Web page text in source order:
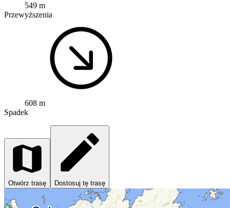
549 m
Przewyższenia
608 m
Spadek
Otwórz trasę Dostosuj tę trasę